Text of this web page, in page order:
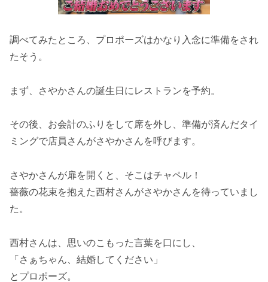
調べてみたところ、プロポーズはかなり入念に準備をされ
たそう。
まず、さやかさんの誕生日にレストランを予約。
その後、お会計のふりをして席を外し、準備が済んだタイ
ミングで店員さんがさやかさんを呼びます。
さやかさんが扉を開くと、そこはチャペル！
薔薇の花束を抱えた西村さんがさやかさんを待っていまし
た。
西村さんは、思いのこもった言葉を口にし、
「さぁちゃん、結婚してください」
とプロポーズ。